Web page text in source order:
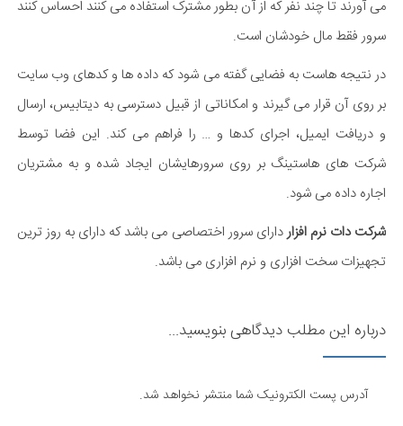
می آورند تا چند نفر که از آن بطور مشترک استفاده می کنند احساس کنند
سرور فقط مال خودشان است.
در نتیجه هاست به فضایی گفته می شود که داده ها و کدهای وب سایت
بر روی آن قرار می گیرند و امکاناتی از قبیل دسترسی به دیتابیس، ارسال
و دریافت ایمیل، اجرای کدها و … را فراهم می کند. این فضا توسط
شرکت های هاستینگ بر روی سرورهایشان ایجاد شده و به مشتریان
اجاره داده می شود.
شرکت دات نرم افزاردارای سرور اختصاصی می باشد که دارای به روز ترین
تجهیزات سخت افزاری و نرم افزاری می باشد.
درباره این مطلب دیدگاهی بنویسید...
آدرس پست الکترونیک شما منتشر نخواهد شد.